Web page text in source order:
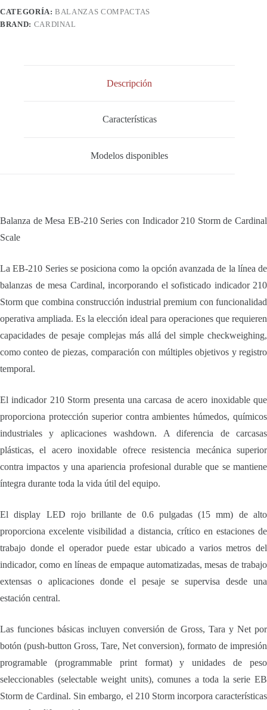
CATEGORÍA:BALANZAS COMPACTAS
BRAND: CARDINAL
Descripción
Características
Modelos disponibles
Balanza de Mesa EB-210 Series con Indicador 210 Storm de Cardinal
Scale
La EB-210 Series se posiciona como la opción avanzada de la línea de
balanzas de mesa Cardinal, incorporando el sofisticado indicador 210
Storm que combina construcción industrial premium con funcionalidad
operativa ampliada. Es la elección ideal para operaciones que requieren
capacidades de pesaje complejas más allá del simple checkweighing,
como conteo de piezas, comparación con múltiples objetivos y registro
temporal.
El indicador 210 Storm presenta una carcasa de acero inoxidable que
proporciona protección superior contra ambientes húmedos, químicos
industriales y aplicaciones washdown. A diferencia de carcasas
plásticas, el acero inoxidable ofrece resistencia mecánica superior
contra impactos y una apariencia profesional durable que se mantiene
íntegra durante toda la vida útil del equipo.
El display LED rojo brillante de 0.6 pulgadas (15 mm) de alto
proporciona excelente visibilidad a distancia, crítico en estaciones de
trabajo donde el operador puede estar ubicado a varios metros del
indicador, como en líneas de empaque automatizadas, mesas de trabajo
extensas o aplicaciones donde el pesaje se supervisa desde una
estación central.
Las funciones básicas incluyen conversión de Gross, Tara y Net por
botón (push-button Gross, Tare, Net conversion), formato de impresión
programable (programmable print format) y unidades de peso
seleccionables (selectable weight units), comunes a toda la serie EB
Storm de Cardinal. Sin embargo, el 210 Storm incorpora características